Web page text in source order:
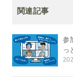
関連記事
参
っ